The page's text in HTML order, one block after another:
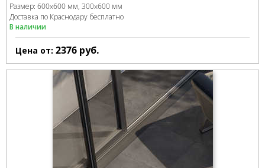
Размер: 600x600 мм 300x600 мм
Доставка по Краснодару бесплатно
В наличии
Цена от: 2376 руб.